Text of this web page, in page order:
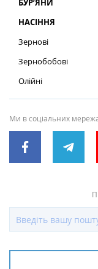
БУР’ЯНИ
НАСІННЯ
Зернові
Зернобобові
Олійні
Ми в соціальних